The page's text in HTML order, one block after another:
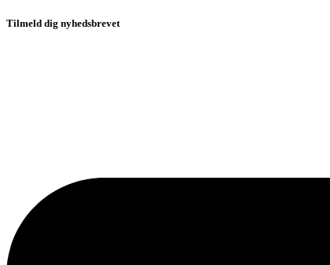
Tilmeld dig nyhedsbrevet